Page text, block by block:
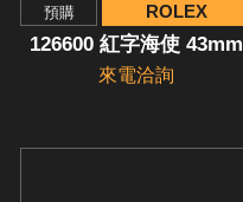
預購 ROLEX
126600 紅字海使 43mm
來電洽詢